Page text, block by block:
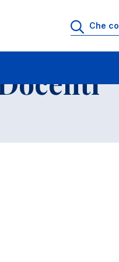
Elenco Docenti e Ricercatori